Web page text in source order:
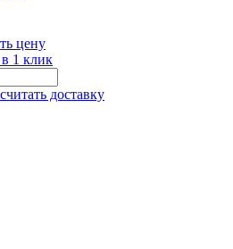
цену
1 клик
доставку